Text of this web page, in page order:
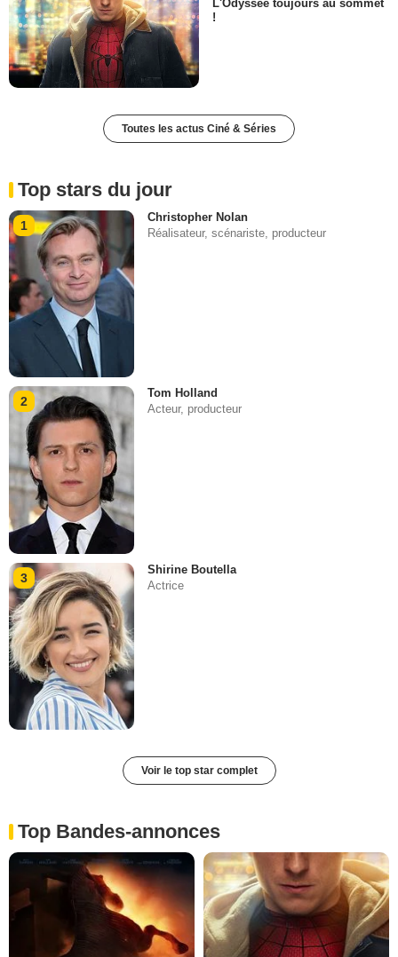
L'Odyssée toujours au sommet
!
Toutes les actus Ciné & Séries
Top stars du jour
1
Christopher Nolan
Réalisateur, scénariste, producteur
2
Tom Holland
Acteur, producteur
3
Shirine Boutella
Actrice
Voir le top star complet
Top Bandes-annonces